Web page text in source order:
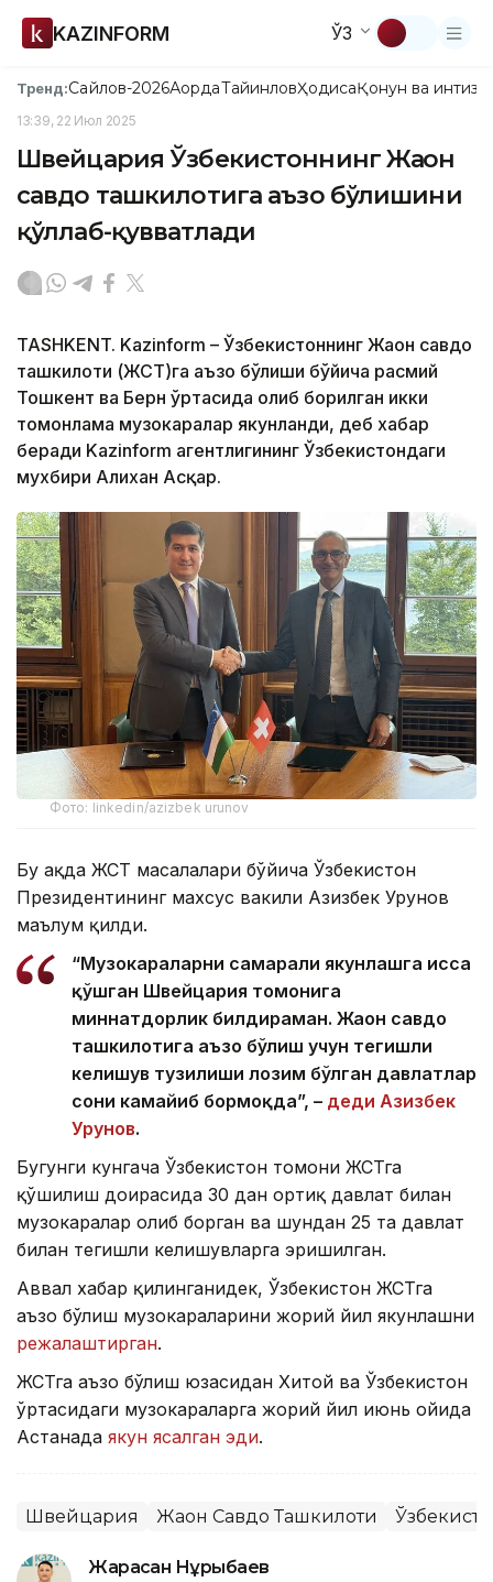
KAZINFORM ЎЗ
Тренд:Сайлов-2026АқордаТайинловҲодисаҚонун ва
13:39, 22 Июл 2025
Швейцария Ўзбекистоннинг Жаҳон
савдо ташкилотига аъзо бўлишини
қўллаб-қувватлади
TASHKENT. Kazinform – Ўзбекистоннинг Жаҳон савдо
ташкилоти (ЖСТ)га аъзо бўлиши бўйича расмий
Тошкент ва Берн ўртасида олиб борилган икки
томонлама музокаралар якунланди, деб хабар
беради Kazinform агентлигининг Ўзбекистондаги
мухбири Алихан Асқар.
Фото: linkedin/azizbek urunov
Бу ҳақда ЖСТ масалалари бўйича Ўзбекистон
Президентининг махсус вакили Азизбек Урунов
маълум қилди.
“Музокараларни самарали якунлашга ҳисса
қўшган Швейцария томонига
миннатдорлик билдираман. Жаҳон савдо
ташкилотига аъзо бўлиш учун тегишли
келишув тузилиши лозим бўлган давлатлар
сони камайиб бормоқда”, – деди Азизбек
Урунов.
Бугунги кунгача Ўзбекистон томони ЖСТга
қўшилиш доирасида 30 дан ортиқ давлат билан
музокаралар олиб борган ва шундан 25 та давлат
билан тегишли келишувларга эришилган.
Аввал хабар қилинганидек, Ўзбекистон ЖСТга
аъзо бўлиш музокараларини жорий йил якунлашни
режалаштирган.
ЖСТга аъзо бўлиш юзасидан Хитой ва Ўзбекистон
ўртасидаги музокараларга жорий йил июнь ойида
Астанада якун ясалган эди.
Швейцария Жаҳон Савдо Ташкилоти
Жарасқан Нұрыбаев